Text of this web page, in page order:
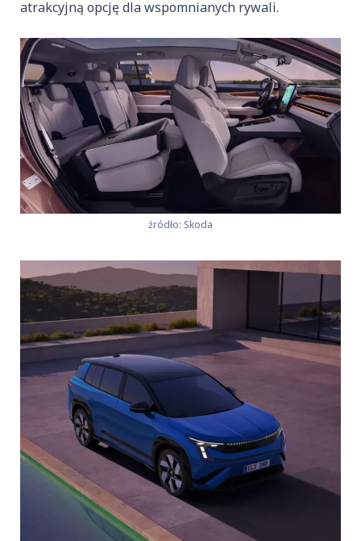
atrakcyjną opcję dla wspomnianych rywali.
źródło: Skoda